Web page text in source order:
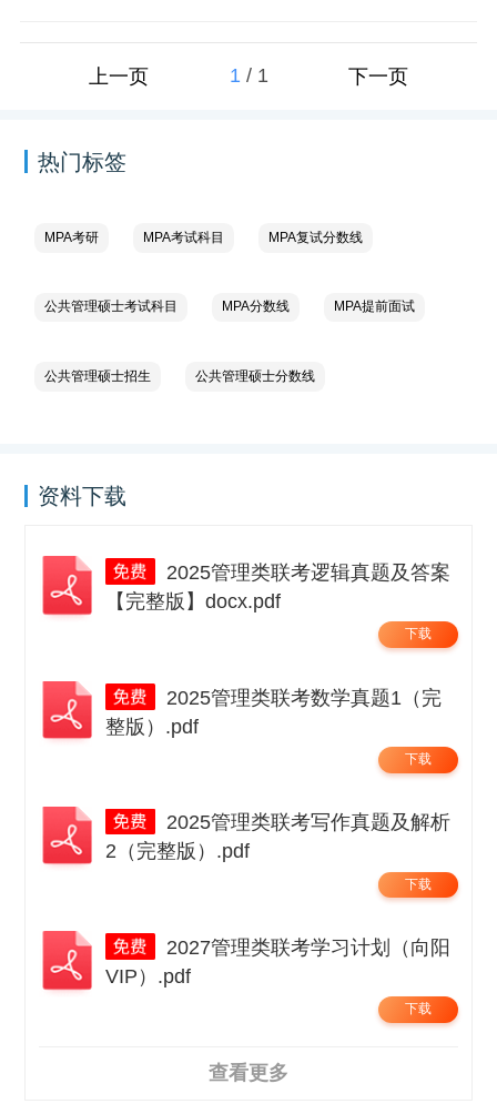
上一页 1 / 1 下一页
热门标签
MPA考研 MPA考试科目 MPA复试分数线
公共管理硕士考试科目 MPA分数线 MPA提前面试
公共管理硕士招生 公共管理硕士分数线
资料下载
【完整版】docx.pdf
下载
整版）.pdf
下载
2（完整版）.pdf
下载
VIP）.pdf
下载
查看更多